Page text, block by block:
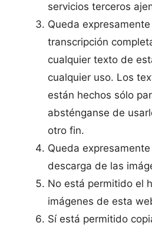
servicios terceros
Queda
transcripción
cualquier texto de
cualquier uso. Los
están hechos sólo
absténganse de
otro fin.
Queda
descarga de las
No está permitido el
imágenes de esta
Sí está permitido